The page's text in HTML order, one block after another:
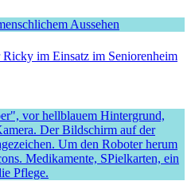
im Einsatz im Seniorenheim